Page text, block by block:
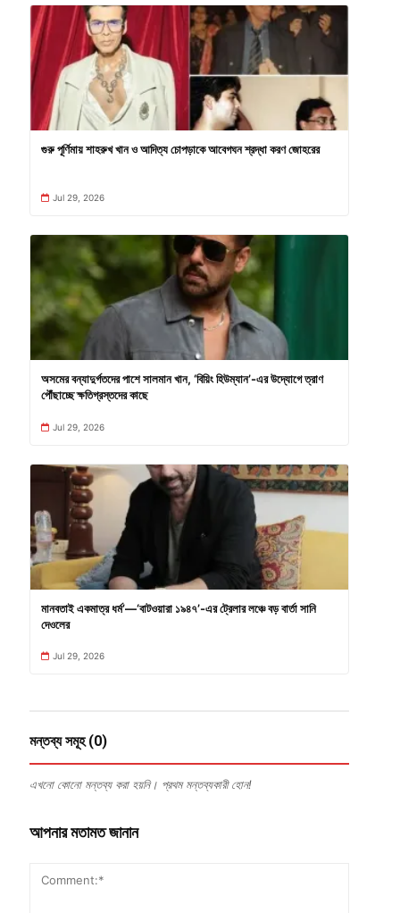
গুরু পূর্ণিমায় শাহরুখ খান ও আদিত্য চোপড়াকে আবেগঘন শ্রদ্ধা করণ জোহরের
Jul 29, 2026
অসমের বন্যাদুর্গতদের পাশে সালমান খান, ‘বিয়িং হিউম্যান’-এর উদ্যোগে ত্রাণ
পৌঁছাচ্ছে ক্ষতিগ্রস্তদের কাছে
Jul 29, 2026
মানবতাই একমাত্র ধর্ম’—‘বাটওয়ারা ১৯৪৭’-এর ট্রেলার লঞ্চে বড় বার্তা সানি
দেওলের
Jul 29, 2026
মন্তব্য সমূহ (0)
এখনো কোনো মন্তব্য করা হয়নি। প্রথম মন্তব্যকারী হোন!
আপনার মতামত জানান